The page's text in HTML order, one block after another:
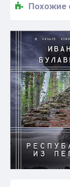
Похожие